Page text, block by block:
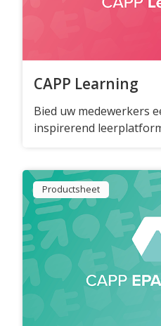
CAPP Quizzes
CAPP EPA
Agile Air
Agile QR
Agile Programs
CAPP
CAPP Learning
Bied uw medewerkers
inspirerend
Productsheet